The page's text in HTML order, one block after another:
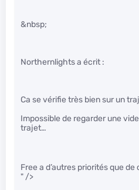
&nbsp;
Northernlights a écrit :
Ca se vérifie très bien sur un
Impossible de regarder une
trajet…
Free a d’autres priorités que
" />